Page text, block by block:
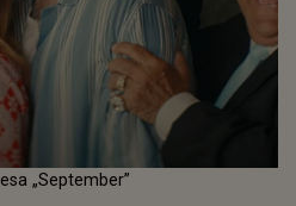
„September”